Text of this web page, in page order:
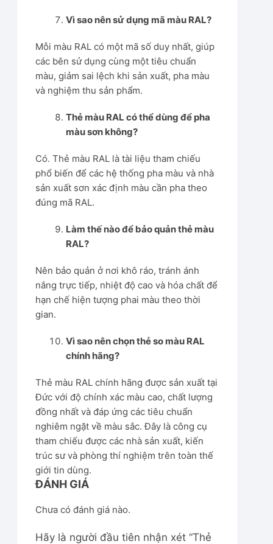
Vì sao nên sử dụng mã màu RAL?
Mỗi màu RAL có một mã số duy nhất, giúp
các bên sử dụng cùng một tiêu chuẩn
màu, giảm sai lệch khi sản xuất, pha màu
và nghiệm thu sản phẩm.
Thẻ màu RAL có thể dùng để pha
màu sơn không?
Có. Thẻ màu RAL là tài liệu tham chiếu
phổ biến để các hệ thống pha màu và nhà
sản xuất sơn xác định màu cần pha theo
đúng mã RAL.
Làm thế nào để bảo quản thẻ màu
RAL?
Nên bảo quản ở nơi khô ráo, tránh ánh
nắng trực tiếp, nhiệt độ cao và hóa chất để
hạn chế hiện tượng phai màu theo thời
gian.
Vì sao nên chọn thẻ so màu RAL
chính hãng?
Thẻ màu RAL chính hãng được sản xuất tại
Đức với độ chính xác màu cao, chất lượng
đồng nhất và đáp ứng các tiêu chuẩn
nghiêm ngặt về màu sắc. Đây là công cụ
tham chiếu được các nhà sản xuất, kiến
trúc sư và phòng thí nghiệm trên toàn thế
giới tin dùng.
ĐÁNH GIÁ
Chưa có đánh giá nào.
Hãy là người đầu tiên nhận xét “Thẻ